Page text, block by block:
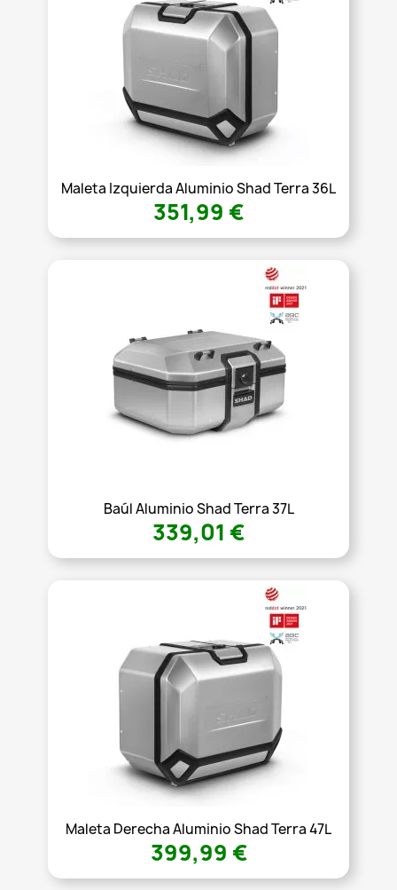
Maleta Izquierda Aluminio Shad Terra 36L
351,99 €
Baúl Aluminio Shad Terra 37L
339,01 €
Maleta Derecha Aluminio Shad Terra 47L
399,99 €